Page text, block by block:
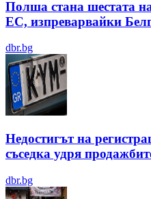
Полша стана шестата
ЕС, изпреварвайки
dbr.bg
Недостигът на
съседка удря
dbr.bg